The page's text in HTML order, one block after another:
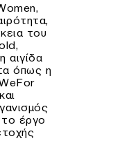
του
αιγίδα
όπως η
έργο